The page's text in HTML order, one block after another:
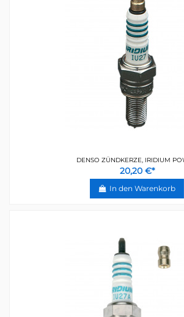
DENSO ZÜNDKERZE, IRIDIUM
20,20 €*
In den Warenkorb